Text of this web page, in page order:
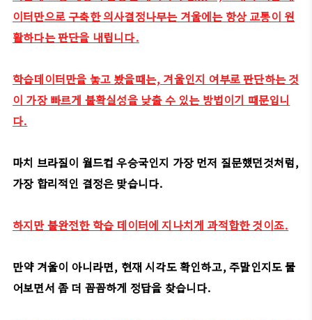
이터만으로 구축한 의사결정나무는 겨울에는 항상 교통이 원
활하다는 판단을 내립니다.
학습데이터만을 놓고 봤을때는, 겨울인지 여부로 판단하는 것
이 가장 빠르게 불확실성을 낮출 수 있는 방법이기 때문입니
다.
마치 브라질이 월드컵 우승국인지 가장 먼저 질문했던것처럼,
가장 합리적인 결정은 맞습니다.
하지만 불완전한 학습 데이터에 지나치게 과적합한 것이죠.
만약 겨울이 아니라면, 현재 시각도 확인하고, 주말인지도 물
어보면서 좀 더 꼼꼼하게 정답을 찾습니다.